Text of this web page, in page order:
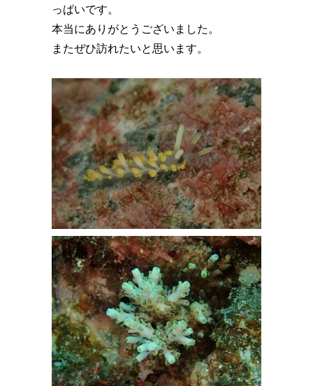
っぱいです。
本当にありがとうございました。
またぜひ訪れたいと思います。